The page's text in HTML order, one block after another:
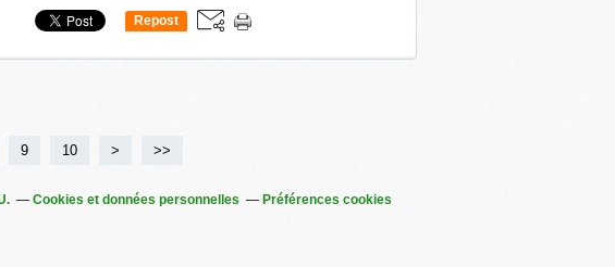
Repost
9 10 > >>
Cookies et données personnelles Préférences cookies